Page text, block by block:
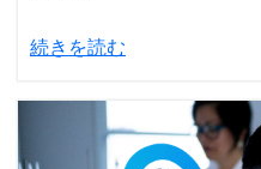
続きを読む